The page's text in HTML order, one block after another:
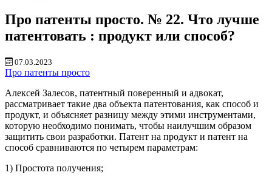
Про патенты просто. № 22. Что лучше
патентовать : продукт или способ?
07.03.2023
Про патенты просто
Алексей Залесов, патентный поверенный и адвокат,
рассматривает такие два объекта патентования, как способ и
продукт, и объясняет разницу между этими инструментами,
которую необходимо понимать, чтобы наилучшим образом
защитить свои разработки. Патент на продукт и патент на
способ сравниваются по четырем параметрам:
1) Простота получения;